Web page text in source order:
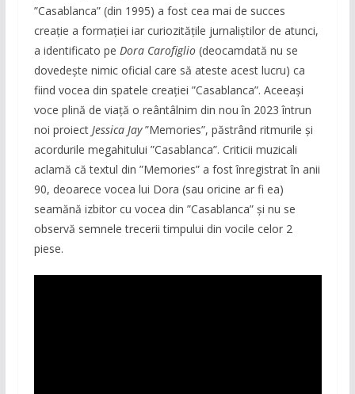
”Casablanca” (din 1995) a fost cea mai de succes
creație a formației iar curiozitățile jurnaliștilor de atunci,
a identificato pe Dora Carofiglio(deocamdată nu se
dovedește nimic oficial care să ateste acest lucru) ca
fiind vocea din spatele creației ”Casablanca”. Aceeași
voce plină de viață o reântâlnim din nou în 2023 întrun
noi proiect Jessica Jay”Memories”, păstrând ritmurile și
acordurile megahitului ”Casablanca”. Criticii muzicali
aclamă că textul din ”Memories” a fost înregistrat în anii
90, deoarece vocea lui Dora (sau oricine ar fi ea)
seamănă izbitor cu vocea din ”Casablanca” și nu se
observă semnele trecerii timpului din vocile celor 2
piese.